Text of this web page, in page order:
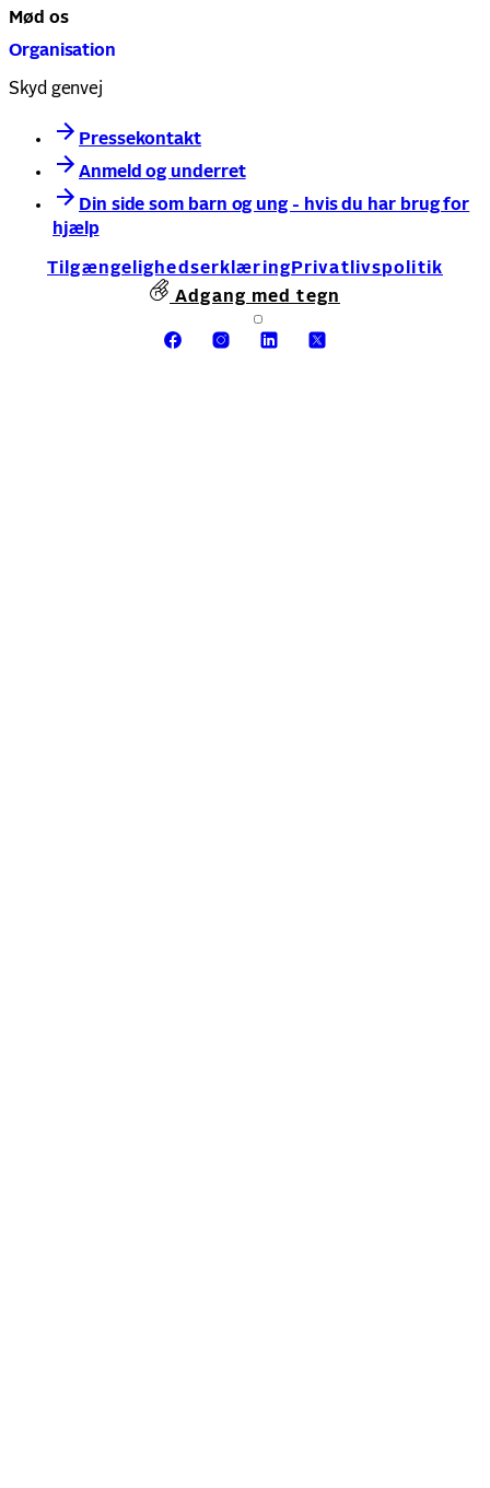
Mød os
Organisation
Skyd genvej
Pressekontakt
Anmeld og underret
Din side som barn og ung - hvis du har brug for
hjælp
Tilgængelighedserklæring Privatlivspolitik
Adgang med tegn